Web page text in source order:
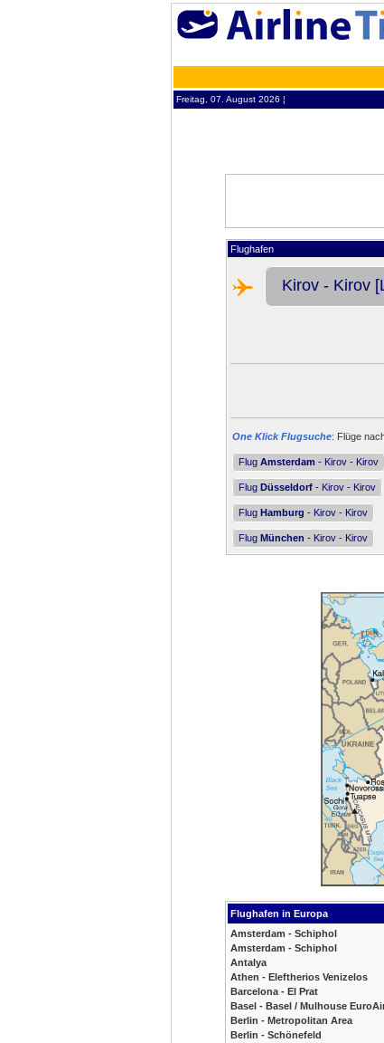
Freitag, 07. August 2026 ¦
Flughafen
Kirov - Kirov
One Klick Flugsuche: Flüge
Flug Amsterdam - Kirov - Kirov
Flug Düsseldorf - Kirov - Kirov
Flug Hamburg - Kirov - Kirov
Flug München - Kirov - Kirov
Flughafen in Europa
Amsterdam - Schiphol
Amsterdam - Schiphol
Antalya
Athen - Eleftherios Venizelos
Barcelona - El Prat
Basel - Basel / Mulhouse
Berlin - Metropolitan Area
Berlin - Schönefeld